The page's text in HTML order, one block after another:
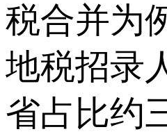
税合并为
地税招录
省占比约